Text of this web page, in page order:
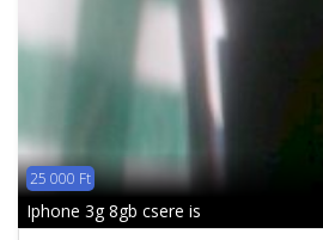
25 000 Ft
Iphone 3g 8gb csere is